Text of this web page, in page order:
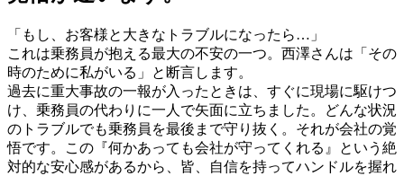
「もし、お客様と大きなトラブルになったら…」
これは乗務員が抱える最大の不安の一つ。西澤さんは「その
時のために私がいる」と断言します。
過去に重大事故の一報が入ったときは、すぐに現場に駆けつ
け、乗務員の代わりに一人で矢面に立ちました。どんな状況
のトラブルでも乗務員を最後まで守り抜く。それが会社の覚
悟です。この『何かあっても会社が守ってくれる』という絶
対的な安心感があるから、皆、自信を持ってハンドルを握れ